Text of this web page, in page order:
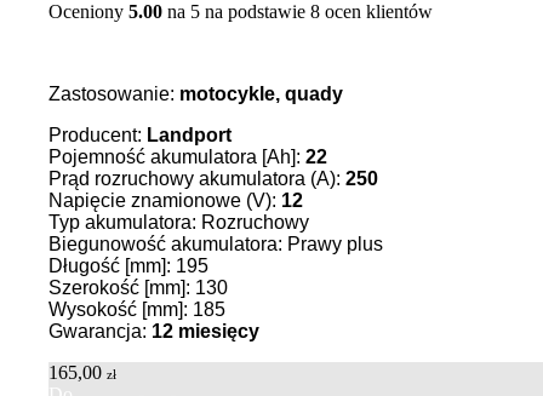
Oceniony 5.00 na 5 na podstawie 8 ocen klientów
Zastosowanie: motocykle, quady
Producent: Landport
Pojemność akumulatora [Ah]: 22
Prąd rozruchowy akumulatora (A): 250
Napięcie znamionowe (V): 12
Typ akumulatora: Rozruchowy
Biegunowość akumulatora: Prawy plus
Długość [mm]: 195
Szerokość [mm]: 130
Wysokość [mm]: 185
Gwarancja: 12 miesięcy
165,00 zł